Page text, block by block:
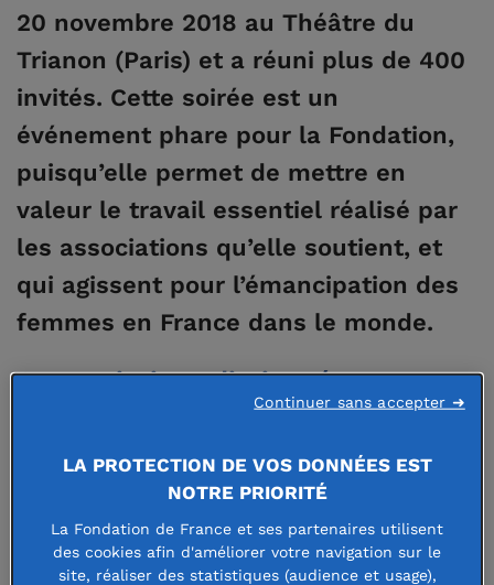
20 novembre 2018 au Théâtre du
Trianon (Paris) et a réuni plus de 400
invités. Cette soirée est un
événement phare pour la Fondation,
puisqu’elle permet de mettre en
valeur le travail essentiel réalisé par
les associations qu’elle soutient, et
qui agissent pour l’émancipation des
femmes en France dans le monde.
6 associations distinguées pour
leurs actions exemplaires en
faveur des femmes
journaliste Cécilia Gabizon, 6 Prix ont été décernés à des
associations soutenues par la Fondation, afin de valoriser
LA PROTECTION DE VOS DONNÉES EST
NOTRE PRIORITÉ
La Fondation de France et ses partenaires utilisent
des cookies afin d'améliorer votre navigation sur le
site, réaliser des statistiques (audience et usage),
Continuer sans accepter ➜